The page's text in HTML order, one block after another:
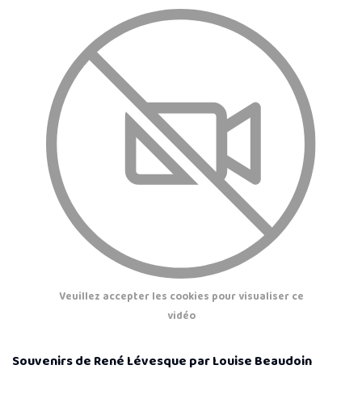
Veuillez accepter les cookies pour visualiser ce
vidéo
Souvenirs de René Lévesque par Louise Beaudoin